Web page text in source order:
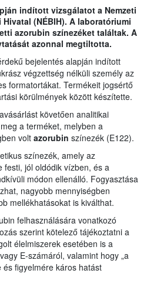
indított vizsgálatot a Nemzeti
(NÉBIH). A laboratóriumi
azorubin színezéket találtak. A
azonnal megtiltotta.
bejelentés alapján indított
végzettség nélküli személy az
formatortákat. Termékeit jogsértő
körülmények között készítette.
követően analitikai
a terméket, melyben a
volt azorubin színezék (E122).
színezék, amely az
festi, jól oldódik vízben, és a
módon ellenálló. Fogyasztása
nagyobb mennyiségben
mellékhatásokat is kiválthat.
felhasználására vonatkozó
szerint kötelező tájékoztatni a
élelmiszerek esetében is a
E-számáról, valamint hogy „a
figyelmére káros hatást